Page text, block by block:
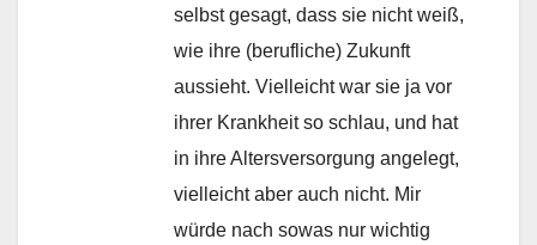
selbst gesagt, dass sie nicht weiß,
wie ihre (berufliche) Zukunft
aussieht. Vielleicht war sie ja vor
ihrer Krankheit so schlau, und hat
in ihre Altersversorgung angelegt,
vielleicht aber auch nicht. Mir
würde nach sowas nur wichtig